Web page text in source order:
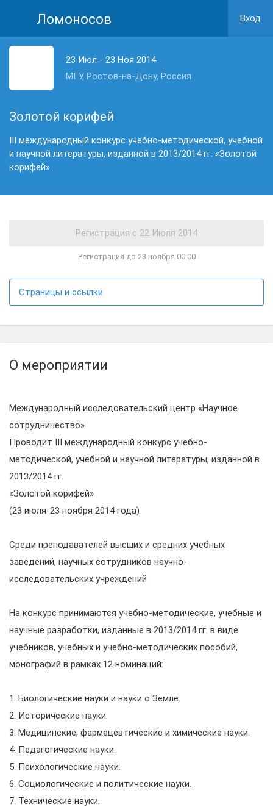
Ломоносов Вход
23 Июл - 23 Ноя 2014
МГУ, Ростов-на-Дону, Россия
Золотой корифей
III международный конкурс учебно-методической, учебной
и научной литературы, изданной в 2013/2014 гг. «Золотой
корифей»
Регистрация до 23 ноября 00:00
Страницы и ссылки
О мероприятии
Международный исследовательский центр «Научное
сотрудничество»
Проводит III международный конкурс учебно-
методической, учебной и научной литературы, изданной в
2013/2014 гг.
«Золотой корифей»
(23 июля-23 ноября 2014 года)
Среди преподавателей высших и средних учебных
заведений, научных сотрудников научно-
исследовательских учреждений
На конкурс принимаются учебно-методические, учебные и
научные разработки, изданные в 2013/2014 гг. в виде
учебников, учебных и учебно-методических пособий,
монографий в рамках 12 номинаций:
1. Биологические науки и науки о Земле.
2. Исторические науки.
3. Медицинские, фармацевтические и химические науки.
4. Педагогические науки.
5. Психологические науки.
6. Социологические и политические науки.
7. Технические науки.